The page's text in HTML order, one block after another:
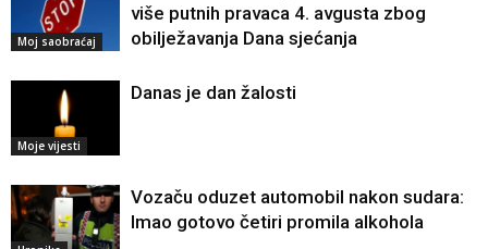
Moj saobraćaj
više putnih pravaca 4. avgusta zbog
obilježavanja Dana sjećanja
Moje vijesti
Danas je dan žalosti
Vozaču oduzet automobil nakon sudara:
Imao gotovo četiri promila alkohola